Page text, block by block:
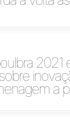
2021
a